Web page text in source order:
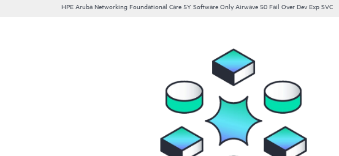
HPE Aruba Networking Foundational Care 5Y Software Only Airwave 50 Fail Over Dev Exp SVC